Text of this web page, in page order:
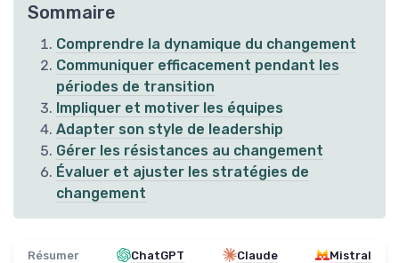
Sommaire
Comprendre la dynamique du changement
Communiquer efficacement pendant les
périodes de transition
Impliquer et motiver les équipes
Adapter son style de leadership
Gérer les résistances au changement
Évaluer et ajuster les stratégies de
changement
Résumer ChatGPT Claude Mistral